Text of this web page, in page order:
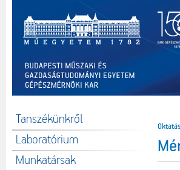
Tanszékünkről
Laboratórium
Munkatársak